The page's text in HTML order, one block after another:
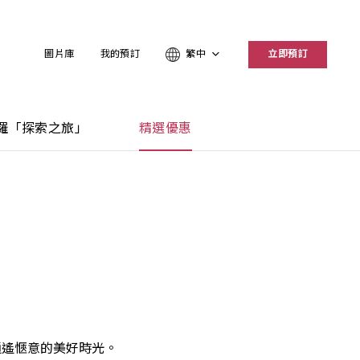
圖片庫 我的預訂 繁中 立即預訂
「探索之旅」 精選優惠
愜意的美好時光。